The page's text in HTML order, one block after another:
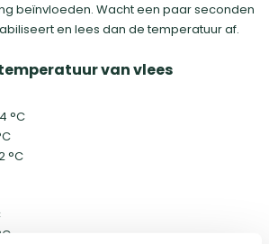
beïnvloeden. Wacht een paar seconden
en lees dan de temperatuur af.
van vlees
°C
°C